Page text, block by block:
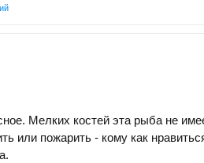
Мелких костей эта рыба не
или пожарить - кому как